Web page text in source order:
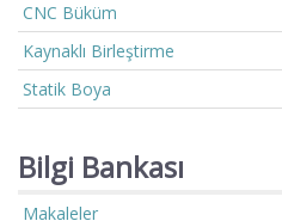
CNC Büküm
Kaynaklı Birleştirme
Statik Boya
Bilgi Bankası
Makaleler